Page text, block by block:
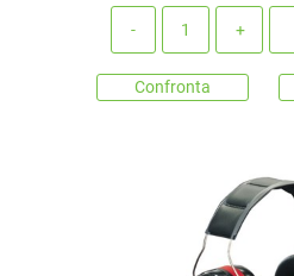
Confronta